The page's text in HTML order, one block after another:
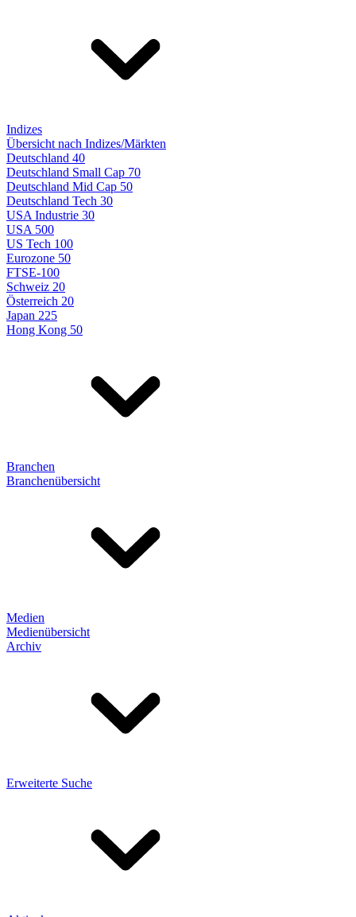
Indizes
Übersicht nach Indizes/Märkten
Deutschland 40
Deutschland Small Cap 70
Deutschland Mid Cap 50
Deutschland Tech 30
USA Industrie 30
USA 500
US Tech 100
Eurozone 50
FTSE-100
Schweiz 20
Österreich 20
Japan 225
Hong Kong 50
Branchen
Branchenübersicht
Medien
Medienübersicht
Archiv
Erweiterte Suche